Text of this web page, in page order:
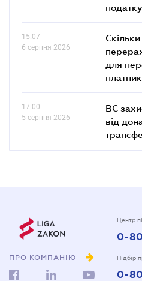
податку
15.07
6 серпня 2026
для
17.00
5 серпня 2026
ВС
від
ПРО КОМПАНІЮ
Центр
0-
Підбір
0-